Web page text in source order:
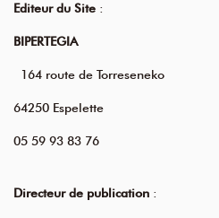
Editeur du Site :
BIPERTEGIA
164 route de Torreseneko
64250 Espelette
05 59 93 83 76
Directeur de publication :